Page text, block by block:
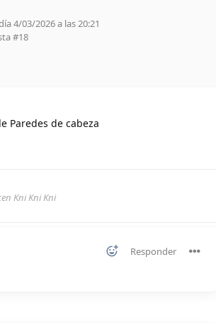
4/03/2026 a las 20:21
#18
Paredes de cabeza
Kni Kni Kni
Responder